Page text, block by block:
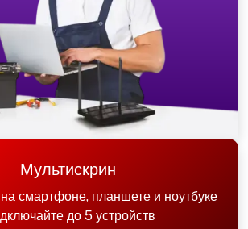
Мультискрин
смартфоне, планшете и ноутбуке
до 5 устройств